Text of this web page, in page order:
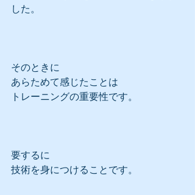
した。
そのときに
あらためて感じたことは
トレーニングの重要性です。
要するに
技術を身につけることです。